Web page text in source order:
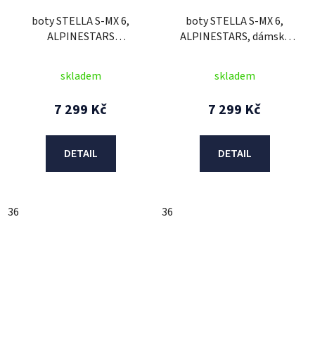
boty STELLA S-MX 6,
ALPINESTARS
skladem
7 299 Kč
DETAIL
36
boty STELLA S-MX 6,
ALPINESTARS, dámské
skladem
7 299 Kč
DETAIL
36